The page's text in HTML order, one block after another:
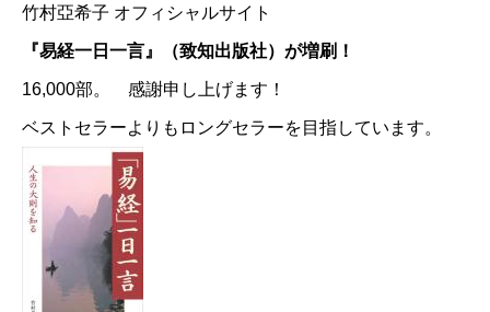
竹村亞希子 オフィシャルサイト
『易経一日一言』（致知出版社）が増刷！
16,000部。 感謝申し上げます！
ベストセラーよりもロングセラーを目指しています。